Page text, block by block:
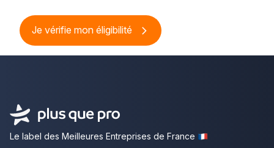
Je vérifie mon éligibilité
Le label des Meilleures Entreprises de France